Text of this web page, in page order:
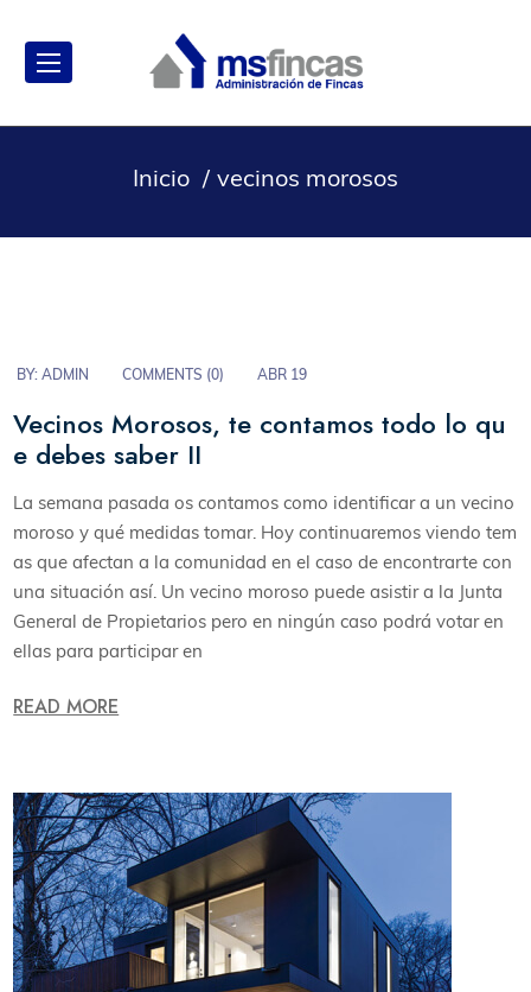
Inicio vecinos morosos
BY:ADMIN COMMENTS (0) ABR 19
Vecinos Morosos, te contamos todo lo qu
e debes saber II
La semana pasada os contamos como identificar a un vecino
moroso y qué medidas tomar. Hoy continuaremos viendo tem
as que afectan a la comunidad en el caso de encontrarte con
una situación así. Un vecino moroso puede asistir a la Junta
General de Propietarios pero en ningún caso podrá votar en
ellas para participar en
READ MORE